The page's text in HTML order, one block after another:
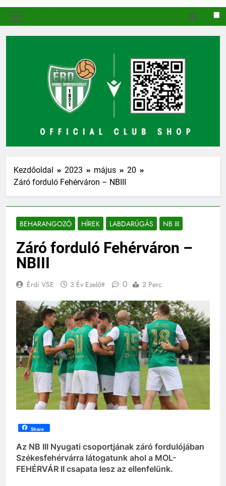
Kezdőoldal 2023 május
20
Záró forduló Fehérváron – NBIII
BEHARANGOZÓ HÍREK LABDARÚGÁS NB III
Záró forduló Fehérváron –
NBIII
Érdi VSE 3 Év Ezelőtt 0 2 Perc
Share
Az NB III Nyugati csoportjának záró fordulójában
Székesfehérvárra látogatunk ahol a MOL-
FEHÉRVÁR II csapata lesz az ellenfelünk.